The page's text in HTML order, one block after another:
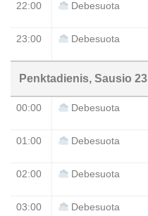
22:00 Debesuota
23:00 Debesuota
Penktadienis, Sausio 23
00:00 Debesuota
01:00 Debesuota
02:00 Debesuota
03:00 Debesuota